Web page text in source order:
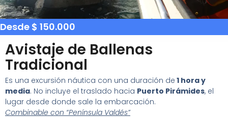
Desde $ 150.000
Avistaje de Ballenas
Tradicional
Es una excursión náutica con una duración de 1 hora y
media. No incluye el traslado hacia Puerto Pirámides, el
lugar desde donde sale la embarcación.
Combinable con “Península Valdés”